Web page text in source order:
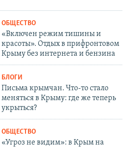
ОБЩЕСТВО
«Включен режим тишины и
красоты». Отдых в прифронтовом
Крыму без интернета и бензина
БЛОГИ
Письма крымчан. Что-то стало
меняться в Крыму: где же теперь
укрыться?
ОБЩЕСТВО
«Угроз не видим»: в Крым на